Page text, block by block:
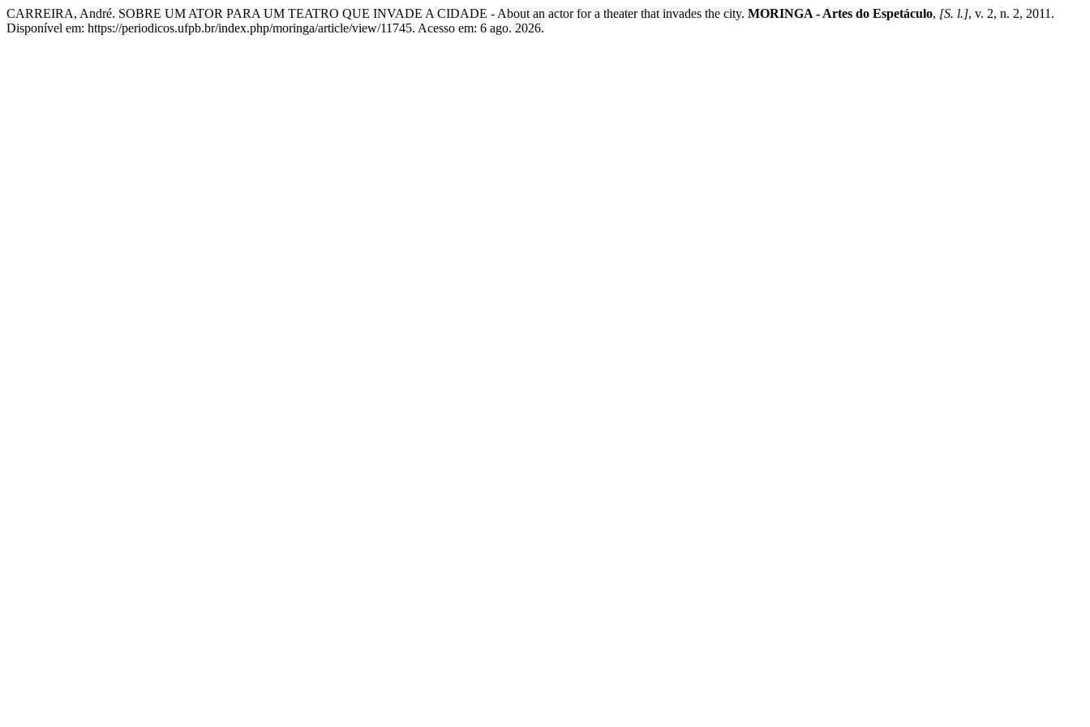
CARREIRA, André. SOBRE UM ATOR PARA UM TEATRO QUE INVADE A CIDADE - About an actor for a theater that invades the city. MORINGA - Artes do Espetáculo, [S. l.], v. 2, n. 2, 2011.
Disponível em: https://periodicos.ufpb.br/index.php/moringa/article/view/11745. Acesso em: 6 ago. 2026.